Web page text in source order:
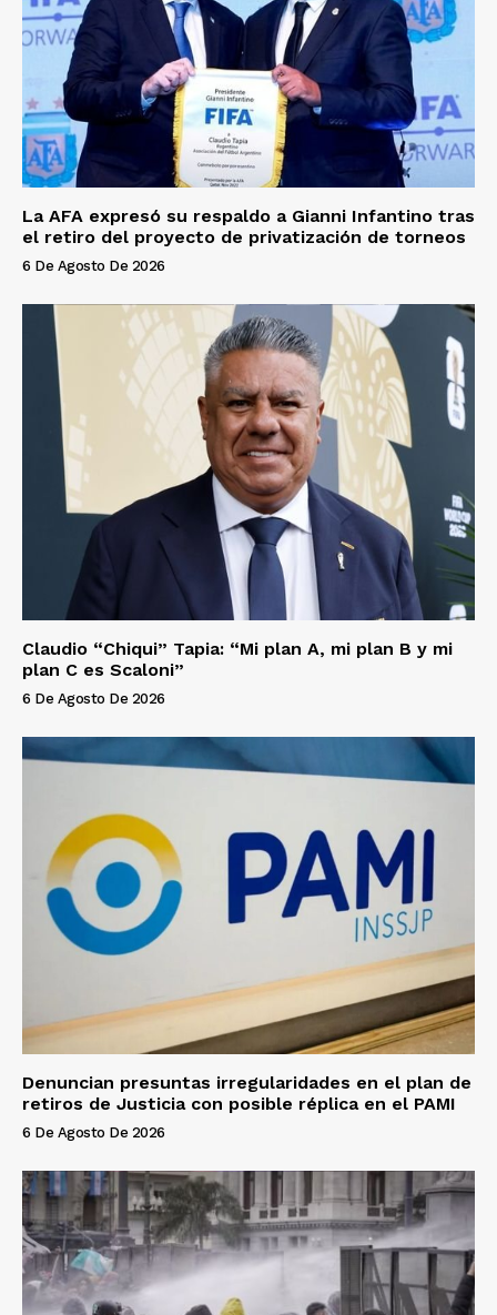
La AFA expresó su respaldo a Gianni Infantino tras
el retiro del proyecto de privatización de torneos
6 De Agosto De 2026
Claudio “Chiqui” Tapia: “Mi plan A, mi plan B y mi
plan C es Scaloni”
6 De Agosto De 2026
Denuncian presuntas irregularidades en el plan de
retiros de Justicia con posible réplica en el PAMI
6 De Agosto De 2026